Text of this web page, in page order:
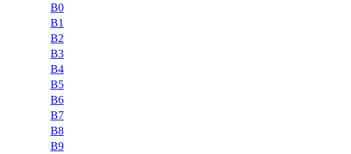
B0
B1
B2
B3
B4
B5
B6
B7
B8
B9